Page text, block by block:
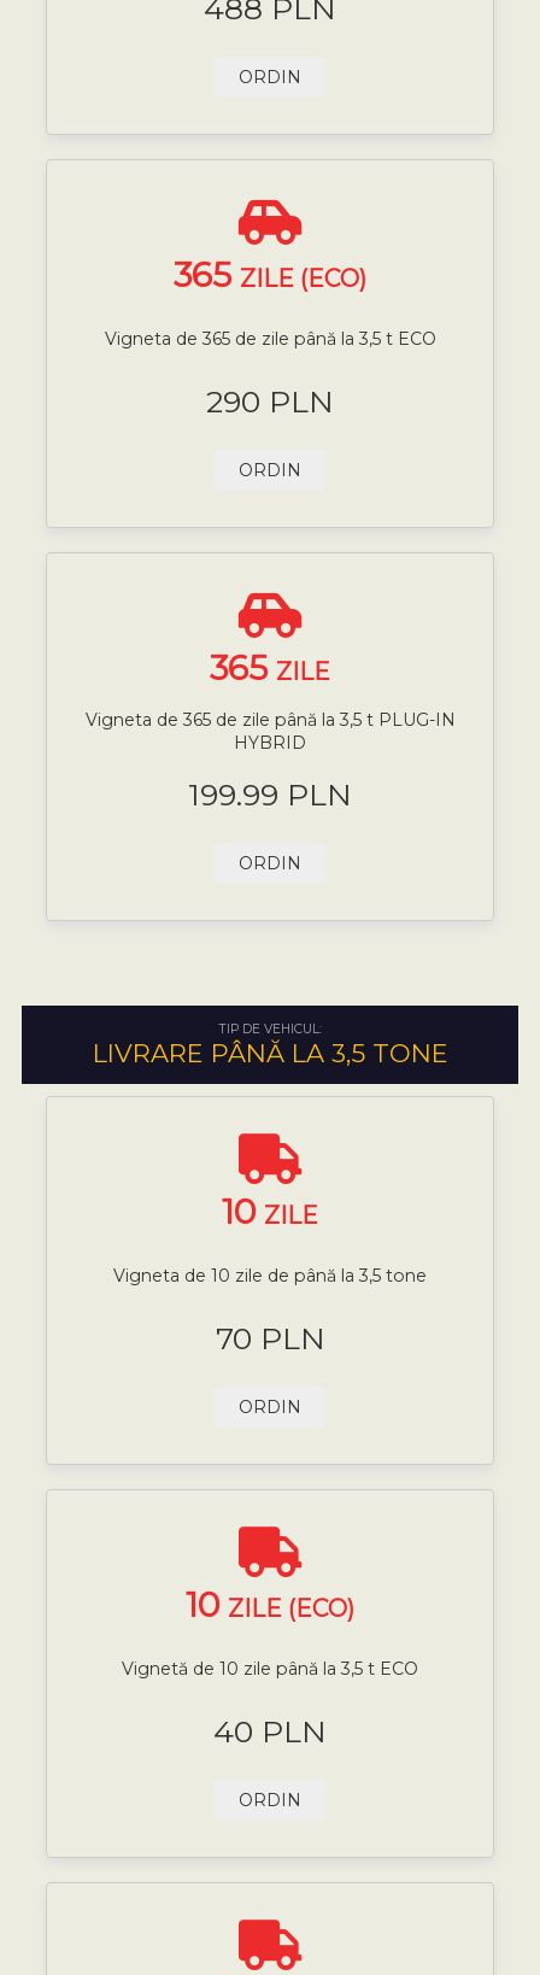
488 PLN
ORDIN
365 ZILE (ECO)
Vigneta de 365 de zile până la 3,5 t ECO
290 PLN
ORDIN
365 ZILE
Vigneta de 365 de zile până la 3,5 t PLUG-IN
HYBRID
199.99 PLN
ORDIN
TIP DE VEHICUL:
LIVRARE PÂNĂ LA 3,5 TONE
10 ZILE
Vigneta de 10 zile de până la 3,5 tone
70 PLN
ORDIN
10 ZILE (ECO)
Vignetă de 10 zile până la 3,5 t ECO
40 PLN
ORDIN